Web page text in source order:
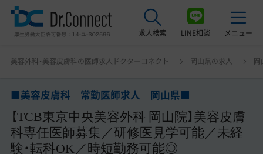
求人検索 LINE相談 メニュー
美容クリニック見学ご希望の方はこちら
サービス紹介
美容外科・美容皮膚科の医師求人ドクターコネクト 岡山県の求人 岡
■美容皮膚科 常勤医師求人 岡山県■
【TCB東京中央美容外科 岡山院】美容皮膚
科専任医師募集／研修医見学可能／未経
験・転科OK／時短勤務可能◎
■美容皮膚科 常勤医師求人 岡山県■ 【TCB東京中央美
容外科 岡山院】美容皮膚科専任医師募集／研修医見学可能
須です！ アドバイス致しますのでお気軽にお問合せ下さい